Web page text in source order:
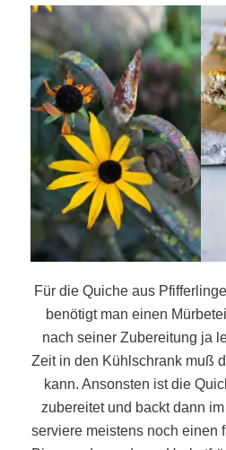
Für die Quiche aus
benötigt man einen
nach seiner Zubereitung ja
Zeit in den Kühlschrank muß
kann. Ansonsten ist die
zubereitet und backt dann
serviere meistens noch einen